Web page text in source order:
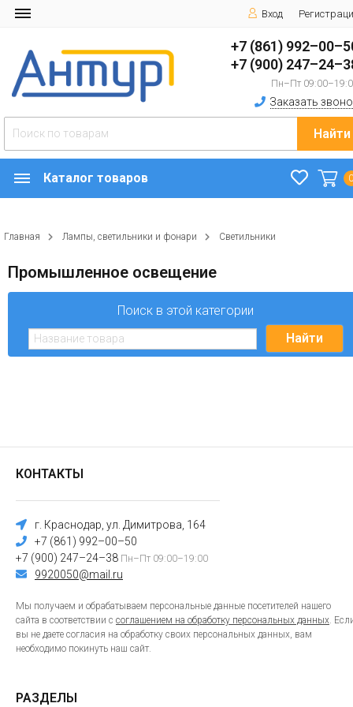
Вход
+7 (861)
+7 (900)
Пн–Пт
Заказать
Найти
Каталог товаров
Главная Лампы, светильники и фонари Светильники
Промышленное освещение
Поиск в этой категории
КОНТАКТЫ
г. Краснодар, ул. Димитрова, 164
+7 (861) 992–00–50
+7 (900) 247–24–38 Пн–Пт 09:00–19:00
9920050@mail.ru
Мы получаем и обрабатываем персональные данные посетителей нашего
сайта в соответствии с соглашением на обработку персональных данных.
вы не даете согласия на обработку своих персональных данных, вам
необходимо покинуть наш сайт.
РАЗДЕЛЫ